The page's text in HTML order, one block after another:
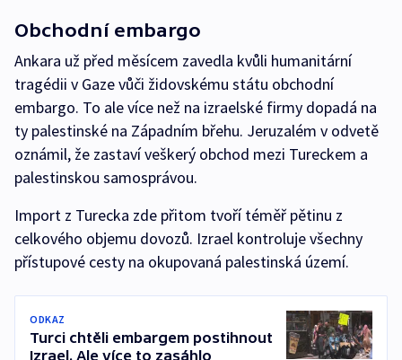
Obchodní embargo
Ankara už před měsícem zavedla kvůli humanitární
tragédii v Gaze vůči židovskému státu obchodní
embargo. To ale více než na izraelské firmy dopadá na
ty palestinské na Západním břehu. Jeruzalém v odvetě
oznámil, že zastaví veškerý obchod mezi Tureckem a
palestinskou samosprávou.
Import z Turecka zde přitom tvoří téměř pětinu z
celkového objemu dovozů. Izrael kontroluje všechny
přístupové cesty na okupovaná palestinská území.
ODKAZ
Turci chtěli embargem postihnout
Izrael. Ale více to zasáhlo